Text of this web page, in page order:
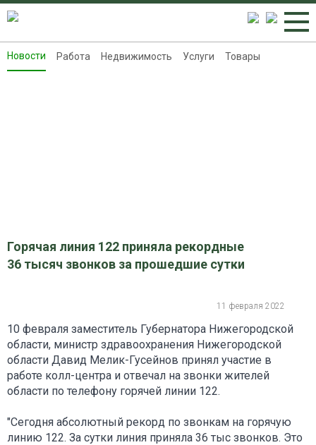
Новости
Новости Работа Недвижимость Услуги Товары
Горячая линия 122 приняла рекордные
36 тысяч звонков за прошедшие сутки
11 февраля 2022
10 февраля заместитель Губернатора Нижегородской
области, министр здравоохранения Нижегородской
области Давид Мелик-Гусейнов принял участие в
работе колл-центра и отвечал на звонки жителей
области по телефону горячей линии 122.
"Сегодня абсолютный рекорд по звонкам на горячую
линию 122. За сутки линия приняла 36 тыс звонков. Это